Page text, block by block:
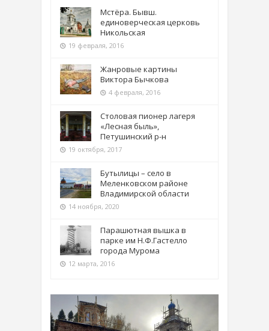
Мстёра. Бывш.
единоверческая церковь
Никольская
19 февраля, 2016
Жанровые картины
Виктора Бычкова
4 февраля, 2016
Столовая пионер лагеря
«Лесная быль»,
Петушинский р-н
19 октября, 2017
Бутылицы – село в
Меленковском районе
Владимирской области
14 ноября, 2020
Парашютная вышка в
парке им Н.Ф.Гастелло
города Мурома
12 марта, 2016